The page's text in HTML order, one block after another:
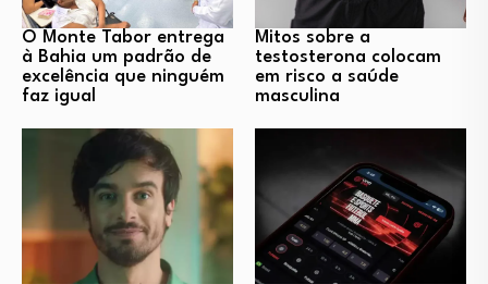
O Monte Tabor entrega
à Bahia um padrão de
excelência que ninguém
faz igual
Mitos sobre a
testosterona colocam
em risco a saúde
masculina